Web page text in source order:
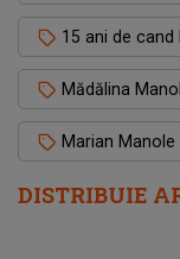
DISTRIBUIE
15 ani de
Mădălina
Marian Manole